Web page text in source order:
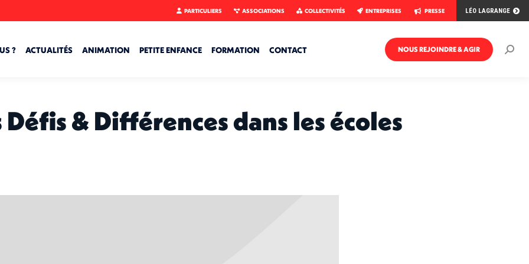
PARTICULIERS ASSOCIATIONS COLLECTIVITÉS ENTREPRISES PRESSE LÉO LAGRANGE
? ACTUALITÉS ANIMATION PETITE ENFANCE FORMATION CONTACT NOUS REJOINDRE & AGIR
& Différences dans les écoles